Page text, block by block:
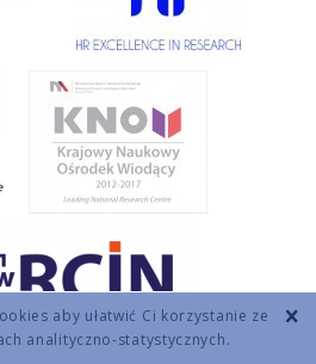
aby ułatwić Ci korzystanie ze
analityczno-statystycznych.